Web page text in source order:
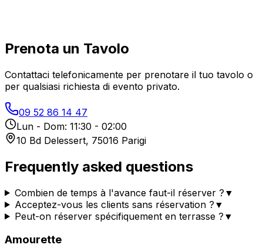
Prenota un Tavolo
Contattaci telefonicamente per prenotare il tuo tavolo o
per qualsiasi richiesta di evento privato.
09 52 86 14 47
Lun - Dom: 11:30 - 02:00
10 Bd Delessert, 75016 Parigi
Frequently asked questions
Combien de temps à l'avance faut-il réserver ? ▼
Acceptez-vous les clients sans réservation ? ▼
Peut-on réserver spécifiquement en terrasse ? ▼
Amourette